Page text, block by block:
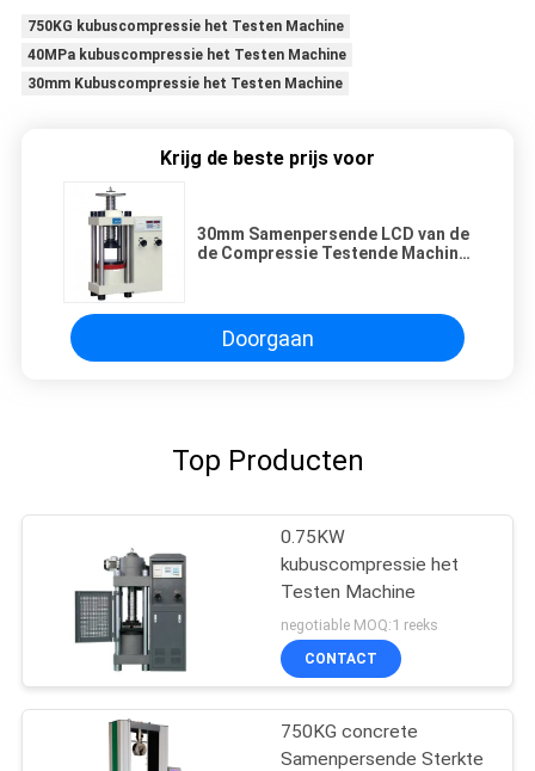
750KG kubuscompressie het Testen Machine
40MPa kubuscompressie het Testen Machine
30mm Kubuscompressie het Testen Machine
Krijg de beste prijs voor
30mm Samenpersende LCD van de
de Compressie Testende Machine
Doorgaan
Top Producten
0.75KW
kubuscompressie het
Testen Machine
negotiable MOQ:1 reeks
CONTACT
750KG concrete
Samenpersende Sterkte